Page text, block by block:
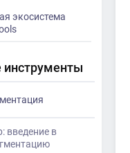
экосистема
введение в